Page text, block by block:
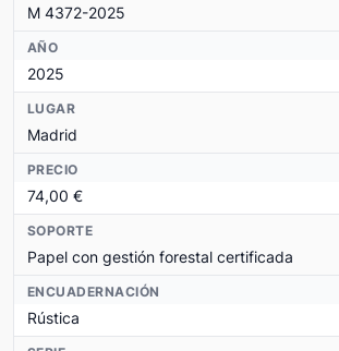
M 4372-2025
AÑO
2025
LUGAR
Madrid
PRECIO
74,00 €
SOPORTE
Papel con gestión forestal certificada
ENCUADERNACIÓN
Rústica